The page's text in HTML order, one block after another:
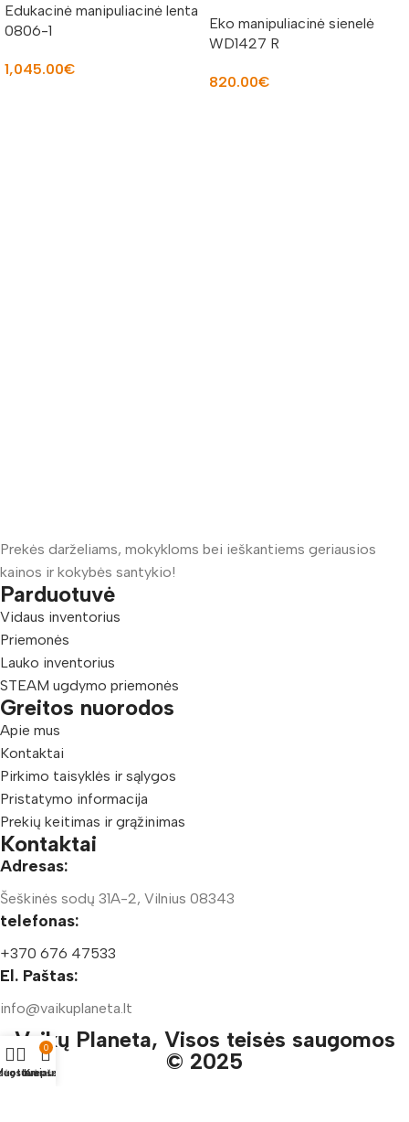
Edukacinė manipuliacinė lenta
0806-1
1,045.00€
Eko manipuliacinė sienelė
WD1427 R
820.00€
Prekės darželiams, mokykloms bei ieškantiems geriausios
kainos ir kokybės santykio!
Parduotuvė
Vidaus inventorius
Priemonės
Lauko inventorius
STEAM ugdymo priemonės
Greitos nuorodos
Apie mus
Kontaktai
Pirkimo taisyklės ir sąlygos
Pristatymo informacija
Prekių keitimas ir grąžinimas
Kontaktai
Adresas:
Šeškinės sodų 31A-2, Vilnius 08343
telefonas:
+370 676 47533
El. Paštas:
info@vaikuplaneta.lt
Vaikų Planeta, Visos teisės saugomos
© 2025
0
Krepšelis